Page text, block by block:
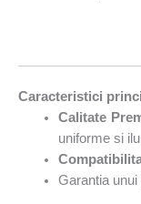
Caracteristici
Calitate
uniforme si
Garantia unui